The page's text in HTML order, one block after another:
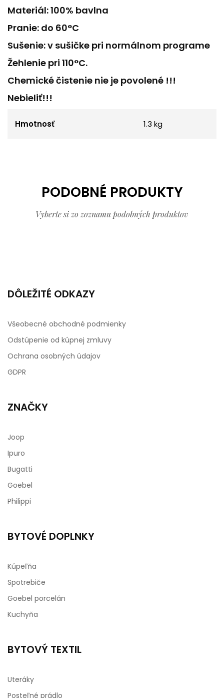
Materiál: 100% bavlna
Pranie: do 60°C
Sušenie: v sušičke pri normálnom programe
Žehlenie pri 110°C.
Chemické čistenie nie je povolené !!!
Nebieliť!!!
Hmotnosť 1.3 kg
PODOBNÉ PRODUKTY
Vyberte si zo zoznamu podobných produktov
DÔLEŽITÉ ODKAZY
Všeobecné obchodné podmienky
Odstúpenie od kúpnej zmluvy
Ochrana osobných údajov
GDPR
ZNAČKY
Joop
Ipuro
Bugatti
Goebel
Philippi
BYTOVÉ DOPLNKY
Kúpeľňa
Spotrebiče
Goebel porcelán
Kuchyňa
BYTOVÝ TEXTIL
Uteráky
Posteľné prádlo